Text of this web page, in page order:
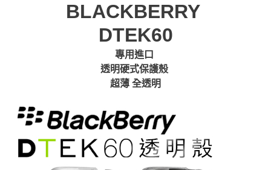
到店自取-台北信義門市 (租借商品請先詢問客服)
每筆NT$100，滿NT$199(含以上)免運費
BLACKBERRY
DTEK60
專用進口
透明硬式保護殼
超薄 全透明